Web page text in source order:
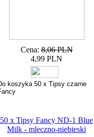
Cena: 8,06 PLN
4,99 PLN
50 x Tipsy Fancy ND-1 Blue
Milk - mleczno-niebieski